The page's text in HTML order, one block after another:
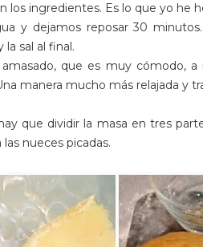
los ingredientes. Es lo que yo he
y dejamos reposar 30
la sal al final.
que es muy cómodo,
manera mucho más relajada y
que dividir la masa en tres
nueces picadas.